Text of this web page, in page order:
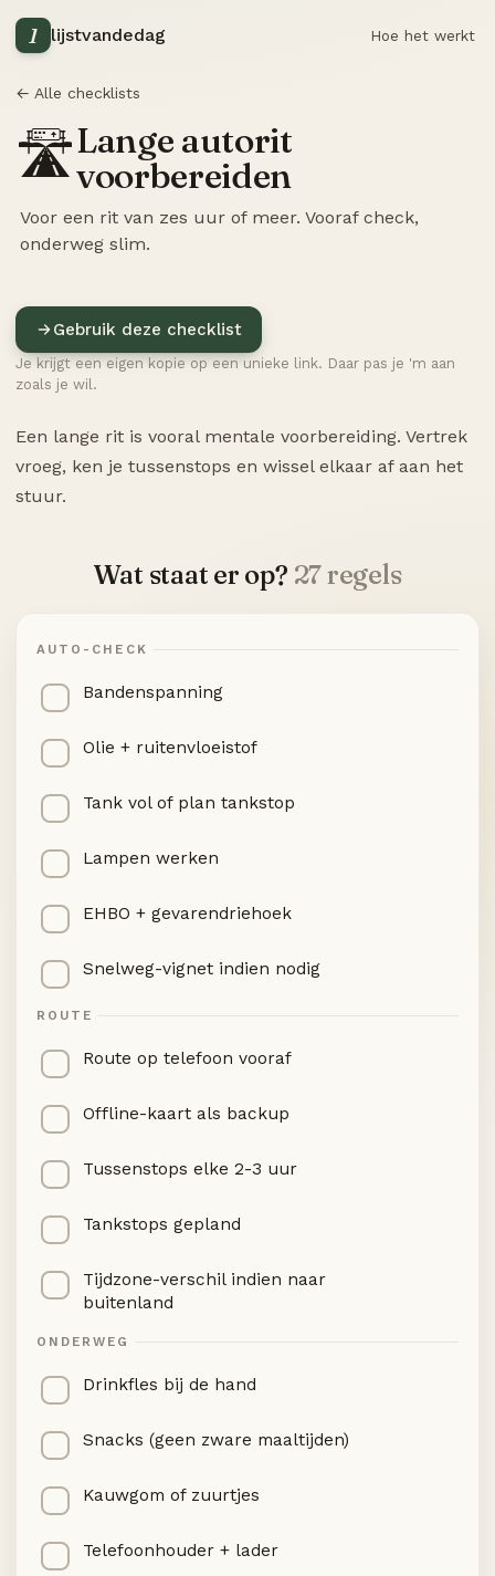
1 lijstvandedag Hoe het werkt
← Alle checklists
🛣️Lange autorit
voorbereiden
Voor een rit van zes uur of meer. Vooraf check,
onderweg slim.
Gebruik deze checklist
Je krijgt een eigen kopie op een unieke link. Daar pas je 'm aan
zoals je wil.
Een lange rit is vooral mentale voorbereiding. Vertrek
vroeg, ken je tussenstops en wissel elkaar af aan het
stuur.
Wat staat er op? 27 regels
AUTO-CHECK
Bandenspanning
Olie + ruitenvloeistof
Tank vol of plan tankstop
Lampen werken
EHBO + gevarendriehoek
Snelweg-vignet indien nodig
ROUTE
Route op telefoon vooraf
Offline-kaart als backup
Tussenstops elke 2-3 uur
Tankstops gepland
Tijdzone-verschil indien naar
buitenland
ONDERWEG
Drinkfles bij de hand
Snacks (geen zware maaltijden)
Kauwgom of zuurtjes
Telefoonhouder + lader